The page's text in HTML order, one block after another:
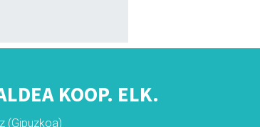
KOOP. ELK.
(Gipuzkoa)